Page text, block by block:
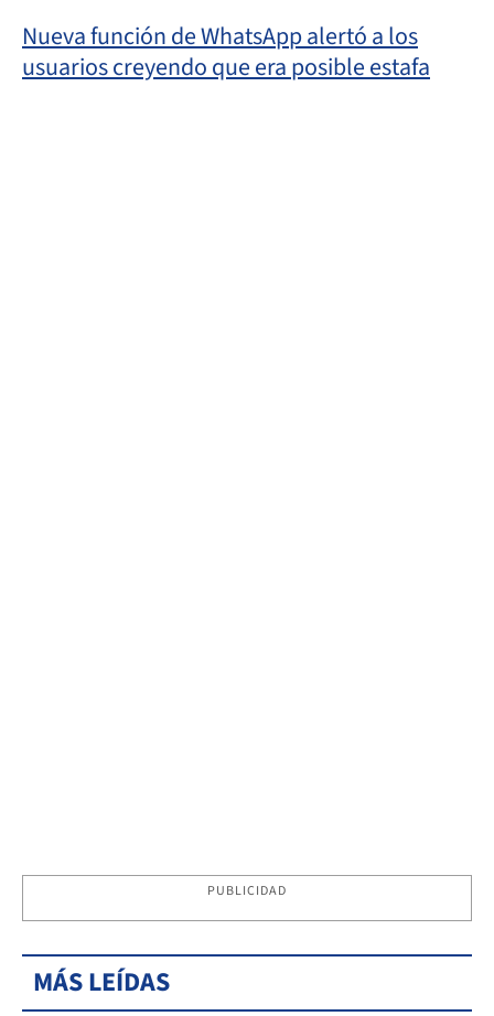
Nueva función de WhatsApp alertó a los
usuarios creyendo que era posible estafa
PUBLICIDAD
MÁS LEÍDAS